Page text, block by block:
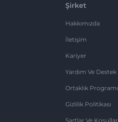
Şirket
Hakkımızda
İletişim
Kariyer
Yardım Ve Destek
Ortaklık Programı
Gizlilik Politikası
Şartlar Ve Koşullar